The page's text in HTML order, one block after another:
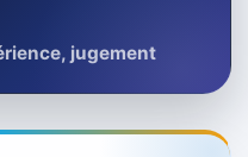
jugement